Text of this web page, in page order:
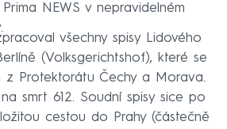
NEWS v nepravidelném
všechny spisy Lidového
(Volksgerichtshof), které se
z Protektorátu Čechy a Morava.
smrt 612. Soudní spisy sice po
cestou do Prahy (částečně